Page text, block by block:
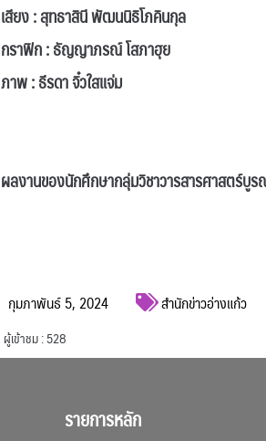
เสียง : สุทธาสินี พัฒนนิธิโภคินกุล
กราฟิก : ธัญญาภรณ์ โสภาฮุย
ภาพ : ธีรดา จิ๋วใสแจ่ม
ผลงานของนักศึกษากลุ่มวิชาวารสารศาสตร์บู
กุมภาพันธ์ 5, 2024 สำนักข่าวอ่างแก้ว
ผู้เข้าชม :528
รายการหลัก